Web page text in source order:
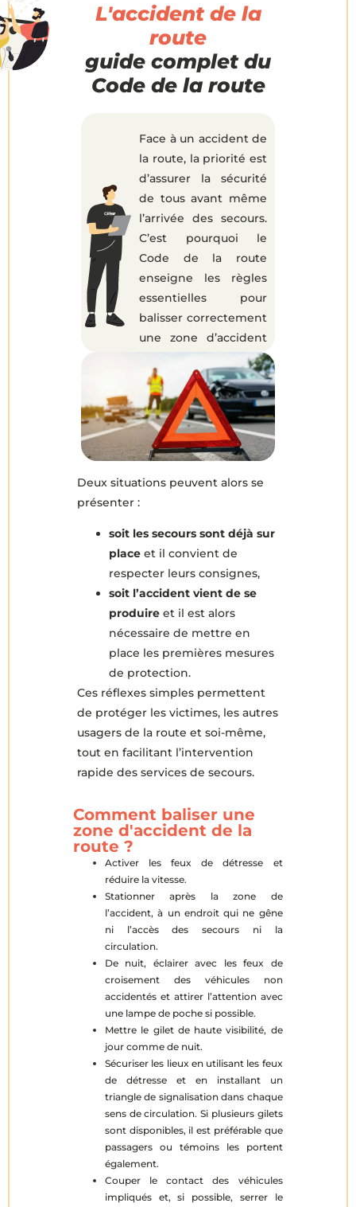
L'accident de la
route
guide complet du
Code de la route
Face à un accident de
la route, la priorité est
d’assurer la sécurité
de tous avant même
l’arrivée des secours.
C’est pourquoi le
Code de la route
enseigne les règles
essentielles pour
balisser correctement
une zone d’accident
et éviter tout sur-
accident.
Deux situations peuvent alors se
présenter :
soit les secours sont déjà sur
place et il convient de
respecter leurs consignes,
soit l’accident vient de se
produire et il est alors
nécessaire de mettre en
place les premières mesures
de protection.
Ces réflexes simples permettent
de protéger les victimes, les autres
usagers de la route et soi-même,
tout en facilitant l’intervention
rapide des services de secours.
Comment baliser une
zone d'accident de la
route ?
Activer les feux de détresse et
réduire la vitesse.
Stationner après la zone de
l’accident, à un endroit qui ne gêne
ni l’accès des secours ni la
circulation.
De nuit, éclairer avec les feux de
croisement des véhicules non
accidentés et attirer l’attention avec
une lampe de poche si possible.
Mettre le gilet de haute visibilité, de
jour comme de nuit.
Sécuriser les lieux en utilisant les feux
de détresse et en installant un
triangle de signalisation dans chaque
sens de circulation. Si plusieurs gilets
sont disponibles, il est préférable que
passagers ou témoins les portent
également.
Couper le contact des véhicules
impliqués et, si possible, serrer le